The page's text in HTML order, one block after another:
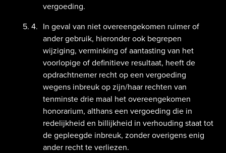
vergoeding.
In geval van niet overeengekomen ruimer of
ander gebruik, hieronder ook begrepen
wijziging, verminking of aantasting van het
voorlopige of definitieve resultaat, heeft de
opdrachtnemer recht op een vergoeding
wegens inbreuk op zijn/haar rechten van
tenminste drie maal het overeengekomen
honorarium, althans een vergoeding die in
redelijkheid en billijkheid in verhouding staat tot
de gepleegde inbreuk, zonder overigens enig
ander recht te verliezen.